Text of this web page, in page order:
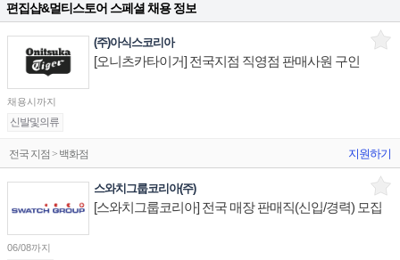
편집샵&멀티스토어 스페셜 채용 정보
(주)아식스코리아
[오니츠카타이거] 전국지점 직영점 판매사원 구인
채용시까지
신발및의류
전국 지점 > 백화점 지원하기
스와치그룹코리아(주)
[스와치그룹코리아] 전국 매장 판매직(신입/경력) 모집
06/08까지